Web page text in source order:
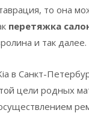
то она
перетяжка
и так далее.
в Санкт-
цели родных